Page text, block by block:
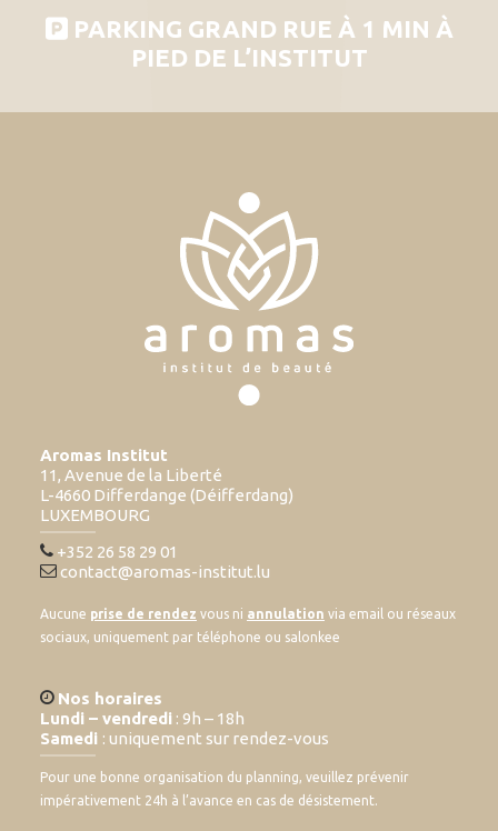
PARKING GRAND RUE À 1 MIN À
PIED DE L’INSTITUT
Aromas Institut
11, Avenue de la Liberté
L-4660 Differdange (Déifferdang)
LUXEMBOURG
+352 26 58 29 01
contact@aromas-institut.lu
Aucune prise de rendez vous ni annulation via email ou réseaux
sociaux, uniquement par téléphone ou salonkee
Nos horaires
Lundi – vendredi : 9h – 18h
Samedi : uniquement sur rendez-vous
Pour une bonne organisation du planning, veuillez prévenir
impérativement 24h à l’avance en cas de désistement.